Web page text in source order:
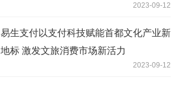
2023-09-12
易生支付以支付科技赋能首都文化产业新
地标 激发文旅消费市场新活力
2023-09-12